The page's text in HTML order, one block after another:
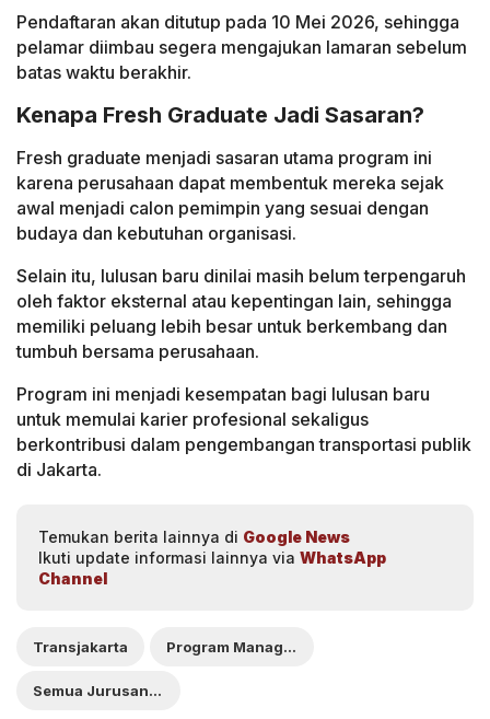
Pendaftaran akan ditutup pada 10 Mei 2026, sehingga
pelamar diimbau segera mengajukan lamaran sebelum
batas waktu berakhir.
Kenapa Fresh Graduate Jadi Sasaran?
Fresh graduate menjadi sasaran utama program ini
karena perusahaan dapat membentuk mereka sejak
awal menjadi calon pemimpin yang sesuai dengan
budaya dan kebutuhan organisasi.
Selain itu, lulusan baru dinilai masih belum terpengaruh
oleh faktor eksternal atau kepentingan lain, sehingga
memiliki peluang lebih besar untuk berkembang dan
tumbuh bersama perusahaan.
Program ini menjadi kesempatan bagi lulusan baru
untuk memulai karier profesional sekaligus
berkontribusi dalam pengembangan transportasi publik
di Jakarta.
Temukan berita lainnya di Google News
Ikuti update informasi lainnya via WhatsApp
Channel
Transjakarta Program Management Trainee
Semua Jurusan S1